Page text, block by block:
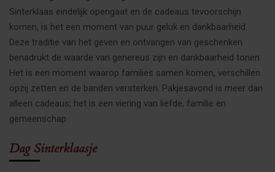
Sinterklaas eindelijk opengaat en de cadeaus tevoorschijn
komen, is het een moment van puur geluk en dankbaarheid.
Deze traditie van het geven en ontvangen van geschenken
benadrukt de waarde van genereus zijn en dankbaarheid tonen.
Het is een moment waarop families samen komen, verschillen
opzij zetten en de banden versterken. Pakjesavond is meer dan
alleen cadeaus; het is een viering van liefde, familie en
gemeenschap.
Dag Sinterklaasje